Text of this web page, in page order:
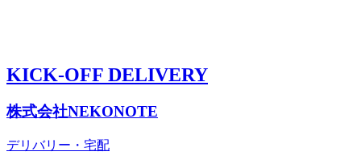
KICK-OFF DELIVERY
株式会社NEKONOTE
デリバリー・宅配